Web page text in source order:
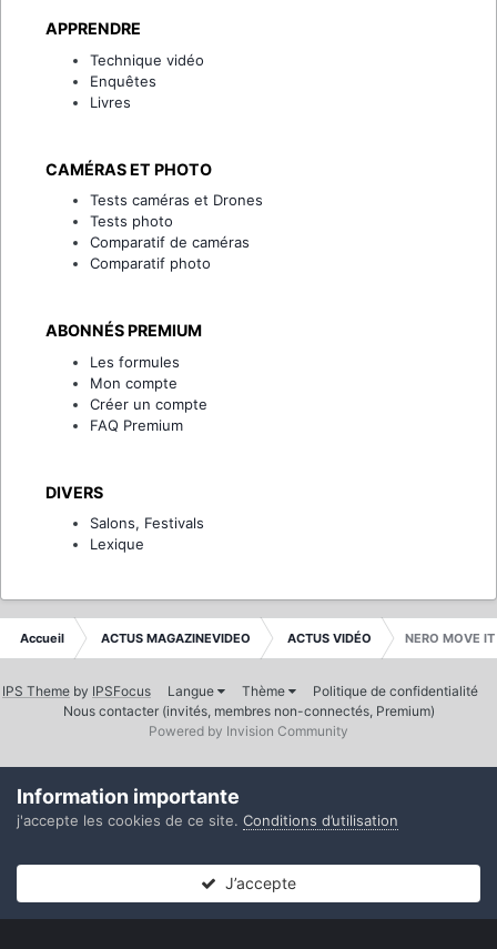
APPRENDRE
Technique vidéo
Enquêtes
Livres
CAMÉRAS ET PHOTO
Tests caméras et Drones
Tests photo
Comparatif de caméras
Comparatif photo
ABONNÉS PREMIUM
Les formules
Mon compte
Créer un compte
FAQ Premium
DIVERS
Salons, Festivals
Lexique
Accueil ACTUS MAGAZINEVIDEO ACTUS VIDÉO NERO MOVE
IPS Theme by IPSFocus Langue Thème
Politique de confidentialité
Nous contacter (invités, membres non-connectés, Premium)
Powered by Invision Community
Information importante
j'accepte les cookies de ce site. Conditions d’utilisation
J’accepte